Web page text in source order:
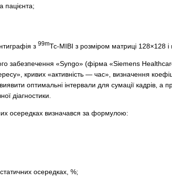
пацієнта;
з 99mТс-MIBI з розміром матриці 128×128
забезпечення «Syngo» (фірма «Siemens
кривих «активність — час», визначення
оптимальні інтервали для сумації кадрів, а
діагностики.
осередках визначався за формулою:
осередках, %;